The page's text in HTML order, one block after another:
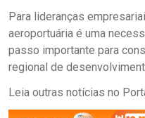
Para lideranças
aeroportuária é uma
passo importante para
regional de
Leia outras notícias no